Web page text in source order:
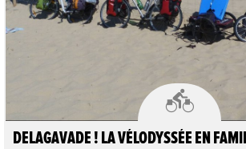

DELAGAVADE ! LA VÉLODYSSÉE EN